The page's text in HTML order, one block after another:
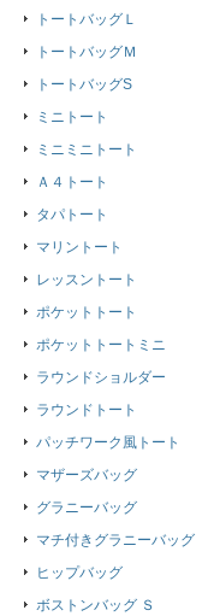
トートバッグＬ
トートバッグＭ
トートバッグS
ミニトート
ミニミニトート
Ａ４トート
タパトート
マリントート
レッスントート
ポケットトート
ポケットトートミニ
ラウンドショルダー
ラウンドトート
パッチワーク風トート
マザーズバッグ
グラニーバッグ
マチ付きグラニーバッグ
ヒップバッグ
ボストンバッグ Ｓ